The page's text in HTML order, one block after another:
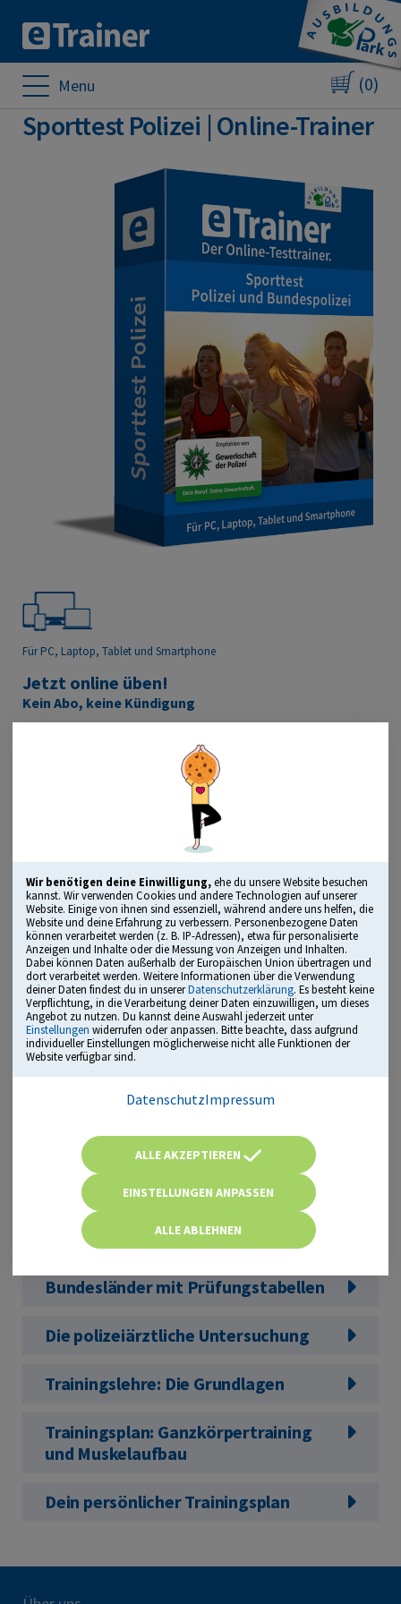
Wir benötigen deine Einwilligung,ehe du unsere Website besuchen
kannst. Wir verwenden Cookies und andere Technologien auf unserer
Website. Einige von ihnen sind essenziell, während andere uns helfen, die
Website und deine Erfahrung zu verbessern. Personenbezogene Daten
können verarbeitet werden (z. B. IP-Adressen), etwa für personalisierte
Anzeigen und Inhalte oder die Messung von Anzeigen und Inhalten.
Dabei können Daten außerhalb der Europäischen Union übertragen und
dort verarbeitet werden. Weitere Informationen über die Verwendung
deiner Daten findest du in unsererDatenschutzerklärung. Es besteht keine
Verpflichtung, in die Verarbeitung deiner Daten einzuwilligen, um dieses
Angebot zu nutzen. Du kannst deine Auswahl jederzeit unter
Einstellungen widerrufen oder anpassen. Bitte beachte, dass aufgrund
individueller Einstellungen möglicherweise nicht alle Funktionen der
Website verfügbar sind.
DatenschutzImpressum
ALLE AKZEPTIEREN
EINSTELLUNGEN ANPASSEN
ALLE ABLEHNEN
Menu (0)
Sporttest Polizei | Online-Trainer
Für PC, Laptop, Tablet und Smartphone
Jetzt online üben!
Kein Abo, keine Kündigung
3 Monate für nur 29,90 €
6 Monate für nur 39,90 €
Geeignet für alle 16 Landespolizeien, Bundespolizei
„Herausragendes Bildungsmedium“
ausgezeichnet mit dem Comenius Award
alle Disziplinen und Anforderungen
Kraft- und Ausdauertraining
Dein persönlicher Trainingsplan
empfohlen von Einstellungsberatern und der
läuft direkt im Browser – sofort startklar
Die Disziplinen
Bundesländer mit Prüfungstabellen
Die polizeiärztliche Untersuchung
Trainingslehre: Die Grundlagen
Trainingsplan: Ganzkörpertraining
und Muskelaufbau
Dein persönlicher Trainingsplan